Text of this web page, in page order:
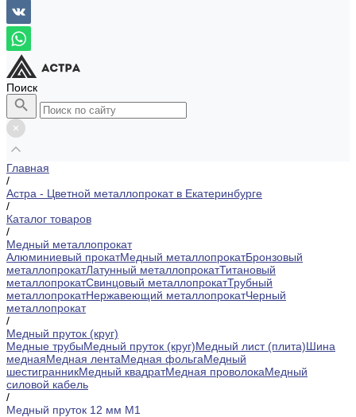
Поиск
Главная
/
Астра - Цветной металлопрокат в Екатеринбурге
/
Каталог товаров
/
Медный металлопрокат
Алюминиевый прокатМедный металлопрокатБронзовый
металлопрокатЛатунный металлопрокатТитановый
металлопрокатСвинцовый металлопрокатТрубный
металлопрокатНержавеющий металлопрокатЧерный
металлопрокат
/
Медный пруток (круг)
Медные трубыМедный пруток (круг)Медный лист (плита)Шина
меднаяМедная лентаМедная фольгаМедный
шестигранникМедный квадратМедная проволокаМедный
силовой кабель
/
Медный пруток 12 мм М1